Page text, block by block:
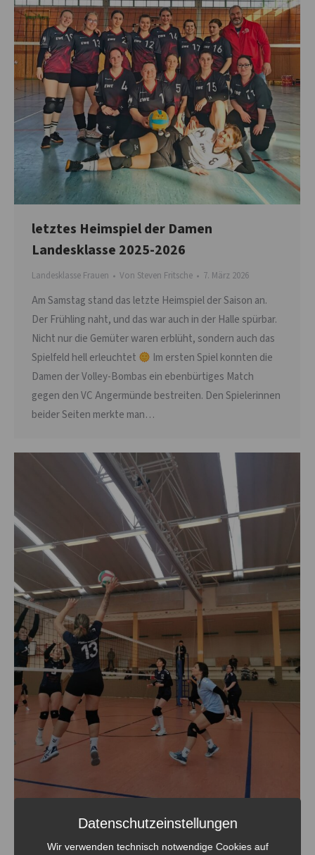
letztes Heimspiel der Damen
Landesklasse 2025-2026
Landesklasse Frauen Von Steven Fritsche 7. März 2026
Am Samstag stand das letzte Heimspiel der Saison an.
Der Frühling naht, und das war auch in der Halle spürbar.
Nicht nur die Gemüter waren erblüht, sondern auch das
Spielfeld hell erleuchtet
Im ersten Spiel konnten die
Damen der Volley-Bombas ein ebenbürtiges Match
gegen den VC Angermünde bestreiten. Den Spielerinnen
beider Seiten merkte man…
Datenschutzeinstellungen
Wir verwenden technisch notwendige Cookies auf